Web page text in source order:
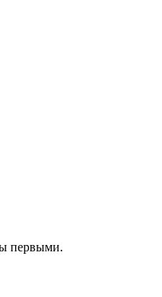
первыми.